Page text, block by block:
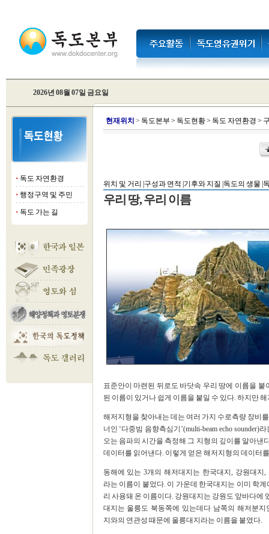
2026년 08월 07일 금요일
■ 독도 자연환경
■ 행정구역 및 주민
■ 독도 가는 길
현재위치 > 독도본부 > 독도현황> 독도 자연환경 >
위치 및 거리 | 구성과 면적 | 기후와 지질 | 독도의 생물 |
우리 땅, 우리 이름
표준안이 마련된 뒤로도 바닷속 우리 땅에 이름을
된 이름이 있거나 쉽게 이름을 붙일 수 있다. 하지만
해저지형을 찾아내는 데는 여러 가지 수로측량 장비
너인 ‘다중빔 음향측심기’(multi-beam echo
오는 음파의 시간을 측정해 그 지형의 깊이를 알아낸
데이터를 읽어낸다. 이렇게 얻은 해저지형의 데이터
동해에 있는 3개의 해저대지는 한국대지, 강원대지,
라는 이름이 붙었다. 이 가운데 한국대지는 이미 학계
리 사용돼 온 이름이다. 강원대지는 강원도 앞바다에
대지는 울릉도 북동쪽에 있는데다 남쪽의 해저분지
지와의 연관성 때문에 울릉대지라는 이름을 붙였다.